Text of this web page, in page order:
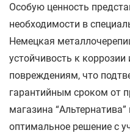
Особую ценность
необходимости в
Немецкая
устойчивость к
повреждениям, что
гарантийным сроком от
магазина
оптимальное решение с